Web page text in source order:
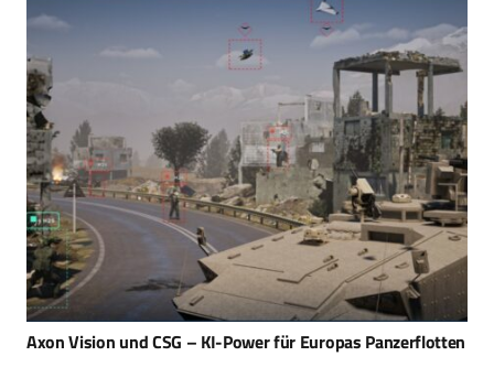
Axon Vision und CSG – KI-Power für Europas Panzerflotten